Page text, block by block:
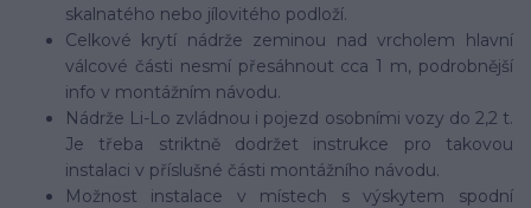
skalnatého nebo jílovitého podloží.
Celkové krytí nádrže zeminou nad vrcholem hlavní
válcové části nesmí přesáhnout cca 1 m, podrobnější
info v montážním návodu.
Nádrže Li-Lo zvládnou i pojezd osobními vozy do 2,2 t.
Je třeba striktně dodržet instrukce pro takovou
instalaci v příslušné části montážního návodu.
Možnost instalace v místech s výskytem spodní